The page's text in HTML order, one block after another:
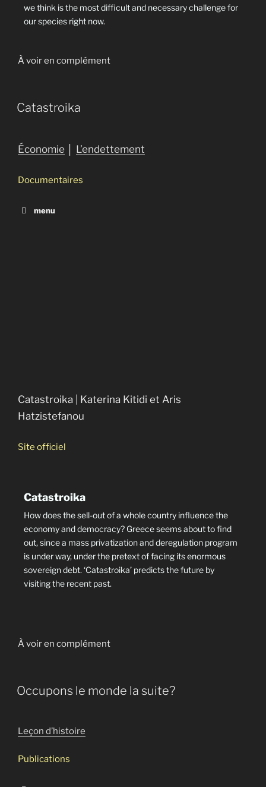
we think is the most difficult and necessary challenge for
our species right now.
À voir en complément
Catastroika
Économie L’endettement
Documentaires
menu
Catastroika | Katerina Kitidi et Aris
Hatzistefanou
Site officiel
Catastroika
How does the sell-out of a whole country influence the
economy and democracy? Greece seems about to find
out, since a mass privatization and deregulation program
is under way, under the pretext of facing its enormous
sovereign debt. ‘Catastroika’ predicts the future by
visiting the recent past.
À voir en complément
Occupons le monde la suite?
Leçon d’histoire
Publications